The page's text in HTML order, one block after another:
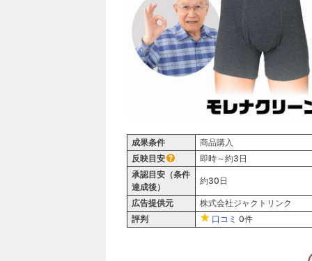
成果条件
商品購入
反映目安
即時～約3日
承認目安（条件
達成後）
約30日
広告提供元
株式会社ジャクトリンク
評判
口コミ 0件